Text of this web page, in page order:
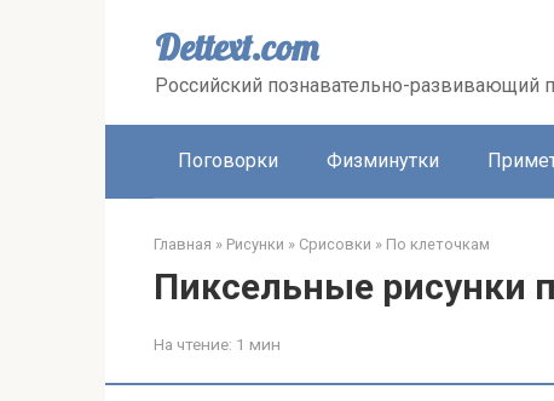
Dettext.com
Российский познавательно-развивающий
Поговорки Физминутки
Главная » Рисунки » Срисовки » По клеточкам
Пиксельные рисунки
На чтение: 1 мин